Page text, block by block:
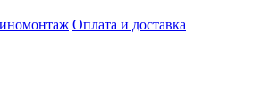
Оплата и доставка